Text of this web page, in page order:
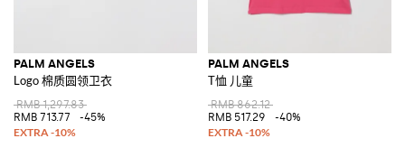
PALM ANGELS
Logo 棉质圆领卫衣
RMB 1,297.83
RMB 713.77
-45%
PALM ANGELS
T恤 儿童
RMB 862.12
RMB 517.29
-40%